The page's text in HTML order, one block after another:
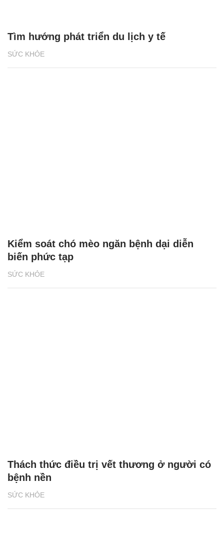
SỨC KHỎE
Tìm hướng phát triển du lịch y tế
SỨC KHỎE
Kiểm soát chó mèo ngăn bệnh dại diễn
biến phức tạp
SỨC KHỎE
Thách thức điều trị vết thương ở người có
bệnh nền